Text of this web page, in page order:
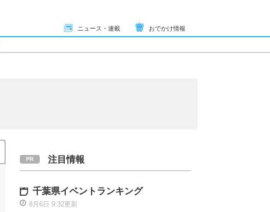
ニュース・連載 おでかけ情報
注目情報
千葉県イベントランキング
8月6日 9:32更新